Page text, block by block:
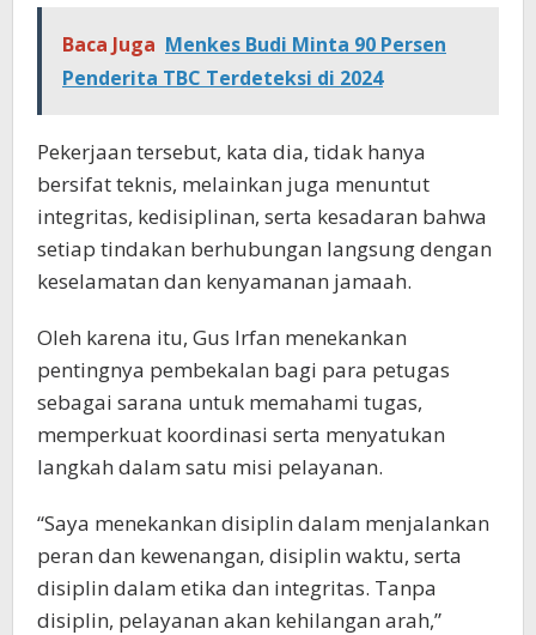
Baca Juga Menkes Budi Minta 90 Persen
Penderita TBC Terdeteksi di 2024
Pekerjaan tersebut, kata dia, tidak hanya
bersifat teknis, melainkan juga menuntut
integritas, kedisiplinan, serta kesadaran bahwa
setiap tindakan berhubungan langsung dengan
keselamatan dan kenyamanan jamaah.
Oleh karena itu, Gus Irfan menekankan
pentingnya pembekalan bagi para petugas
sebagai sarana untuk memahami tugas,
memperkuat koordinasi serta menyatukan
langkah dalam satu misi pelayanan.
“Saya menekankan disiplin dalam menjalankan
peran dan kewenangan, disiplin waktu, serta
disiplin dalam etika dan integritas. Tanpa
disiplin, pelayanan akan kehilangan arah,”